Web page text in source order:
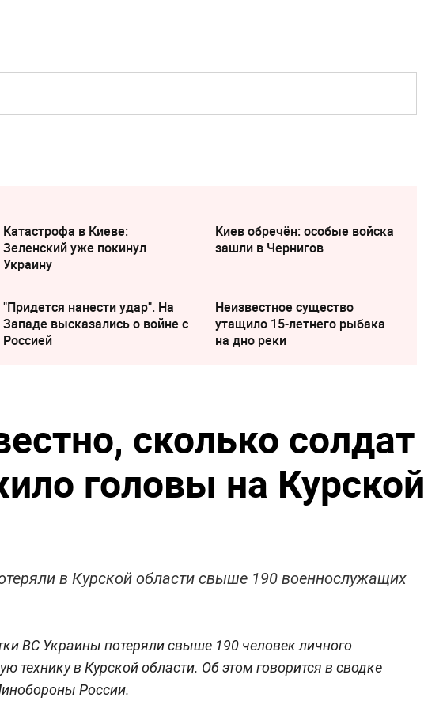
Катастрофа в Киеве:
Зеленский уже покинул
Украину
Киев обречён: особые войска
зашли в Чернигов
"Придется нанести удар". На
Западе высказались о войне с
Россией
Неизвестное существо
утащило 15-летнего рыбака
на дно реки
сколько солдат
головы на Курской
в Курской области свыше 190 военнослужащих
ВС Украины потеряли свыше 190 человек личного
технику в Курской области. Об этом говорится в сводке
России.